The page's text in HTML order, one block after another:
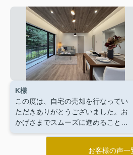
K様
この度は、自宅の売却を行なってい
ただきありがとうございました。お
かげさまでスムーズに進めることが
お客様の声一